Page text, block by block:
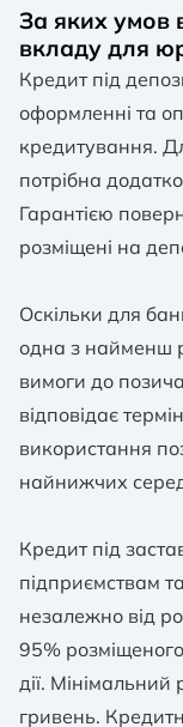
За яких умов
вкладу для
Кредит під
оформленні та
кредитування.
потрібна
Гарантією
розміщені на
Оскільки для
одна з найменш
вимоги до
відповідає
використання
найнижчих
Кредит під
підприємствам
незалежно від
95%
дії.
гривень.